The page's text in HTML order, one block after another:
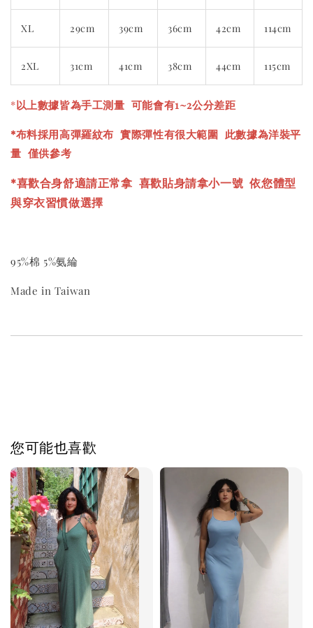
XL 29cm 39cm 36cm 42cm 114cm
2XL 31cm 41cm 38cm 44cm 115cm
*以上數據皆為手工測量 可能會有1~2公分差距
*布料採用高彈羅紋布 實際彈性有很大範圍 此數據為洋裝平
量 僅供參考
*喜歡合身舒適請正常拿 喜歡貼身請拿小一號依您體型
與穿衣習慣做選擇
95%棉 5%氨綸
Made in Taiwan
您可能也喜歡